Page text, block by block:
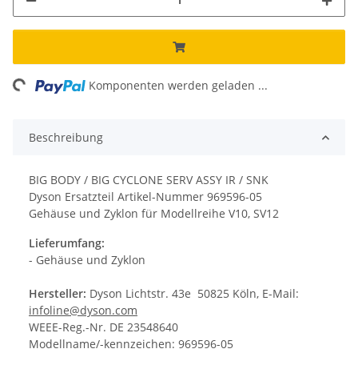
Komponenten werden geladen ...
Beschreibung
BIG BODY / BIG CYCLONE SERV ASSY IR / SNK
Dyson Ersatzteil Artikel-Nummer 969596-05
Gehäuse und Zyklon für Modellreihe V10, SV12
Lieferumfang:
- Gehäuse und Zyklon
Hersteller: Dyson Lichtstr. 43e 50825 Köln, E-Mail:
infoline@dyson.com
WEEE-Reg.-Nr. DE 23548640
Modellname/-kennzeichen: 969596-05